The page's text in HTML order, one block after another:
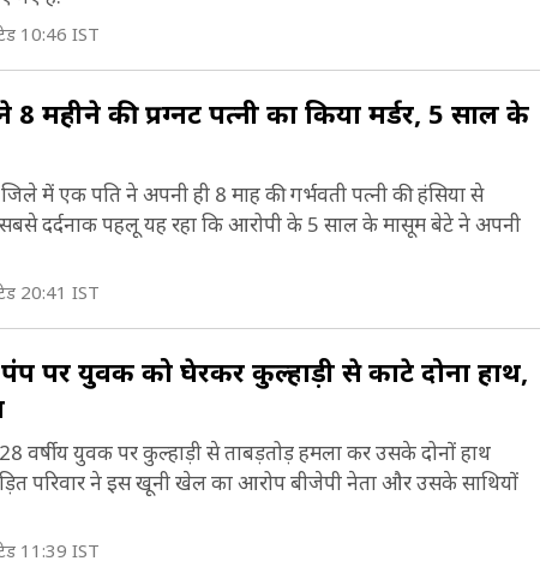
से ये जिला महत्वपूर्ण है. यहां लंबे समय तक चन्देलों ने
अपने काल में चंदेल राजाओं ने कई ऐतिहासिक किलों
करवाया था. इसके बाद, इस जगह पर प्रतिहार
किया (Mahoba History).
महोबा बुन्देलखण्ड की राजधानी था. महोबा को
भी कहा जाता है. यह वीर आल्हा-ऊदल का
महोबा जहां एक ओर विश्व प्रसिद्ध खजुराहो के लिए
दूसरी ओर गोरखगिरी पर्वत, ककरामठ मंदिर, सूर्य मंदिर,
आदि के लिए भी जाना जाता है. महोबा झांसी से
की दूरी पर स्थित है (Mahoba Tourist place).
दृष्टि से भी प्रसिद्ध है. पहले इस जगह को महोत्सव नगर
जाता था, लेकिन बाद में इसका नाम बदल कर महोबा
(Mahoba Culture).
10:46 IST
8 महीने की प्रग्नेंट पत्नी का किया मर्डर, 5 साल के
में एक पति ने अपनी ही 8 माह की गर्भवती पत्नी की हंसिया से
सबसे दर्दनाक पहलू यह रहा कि आरोपी के 5 साल के मासूम बेटे ने अपनी
20:41 IST
पर युवक को घेरकर कुल्हाड़ी से काटे दोनों हाथ,
वर्षीय युवक पर कुल्हाड़ी से ताबड़तोड़ हमला कर उसके दोनों हाथ
परिवार ने इस खूनी खेल का आरोप बीजेपी नेता और उसके साथियों
11:39 IST